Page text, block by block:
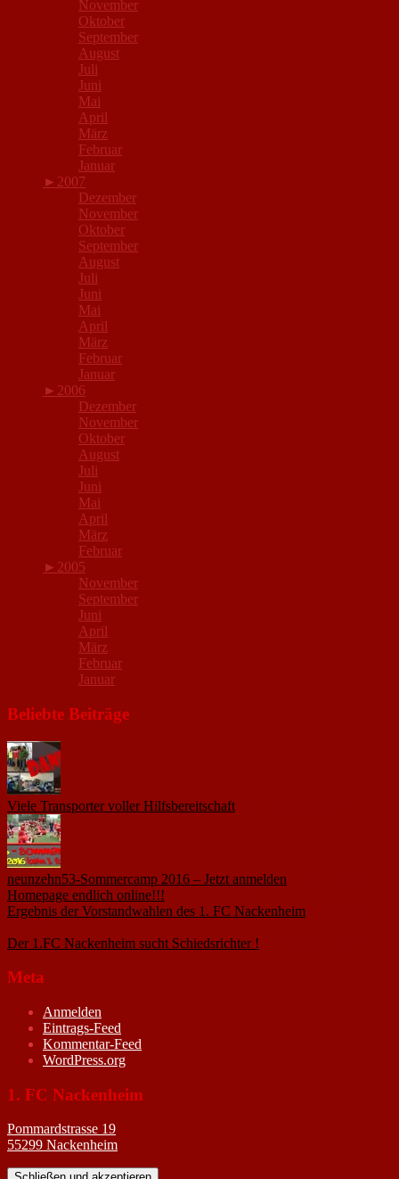
November
Oktober
September
August
Juli
Juni
Mai
April
März
Februar
Januar
► 2007
Dezember
November
Oktober
September
August
Juli
Juni
Mai
April
März
Februar
Januar
► 2006
Dezember
November
Oktober
August
Juli
Juni
Mai
April
März
Februar
► 2005
November
September
Juni
April
März
Februar
Januar
Beliebte Beiträge
Viele Transporter voller Hilfsbereitschaft
neunzehn53-Sommercamp 2016 – Jetzt anmelden
Homepage endlich online!!!
Ergebnis der Vorstandwahlen des 1. FC Nackenheim
Der 1.FC Nackenheim sucht Schiedsrichter !
Meta
Anmelden
Eintrags-Feed
Kommentar-Feed
WordPress.org
1. FC Nackenheim
Pommardstrasse 19
55299 Nackenheim